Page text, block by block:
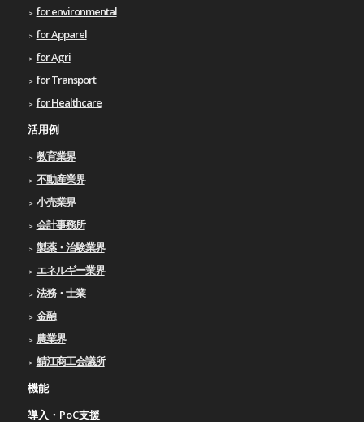
for environmental
for Apparel
for Agri
for Transport
for Healthcare
活用例
教育業界
不動産業界
小売業界
会計事務所
製薬・治験業界
エネルギー業界
法務・士業
金融
農業界
鯖江商工会議所
機能
導入・PoC支援